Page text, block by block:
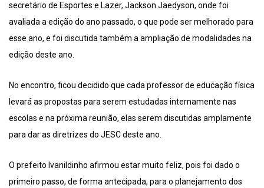
secretário de Esportes e Lazer, Jackson Jaedyson, onde foi
avaliada a edição do ano passado, o que pode ser melhorado para
esse ano, e foi discutida também a ampliação de modalidades na
edição deste ano.
No encontro, ficou decidido que cada professor de educação física
levará as propostas para serem estudadas internamente nas
escolas e na próxima reunião, elas serem discutidas amplamente
para dar as diretrizes do JESC deste ano.
O prefeito Ivanildinho afirmou estar muito feliz, pois foi dado o
primeiro passo, de forma antecipada, para o planejamento dos